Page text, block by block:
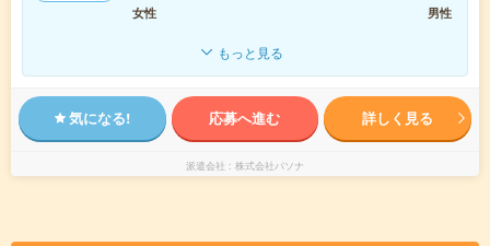
女性
男性
もっと見る
気になる! 応募へ進む 詳しく見る
派遣会社 株式会社パソナ